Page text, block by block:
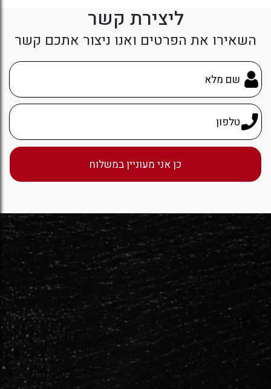
ליצירת קשר
השאירו את הפרטים ואנו ניצור אתכם קשר